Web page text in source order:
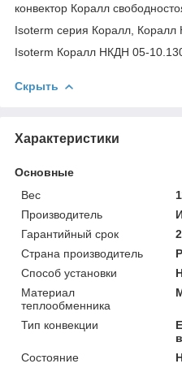
конвектор Коралл
Isoterm серия Коралл, Коралл
Isoterm Коралл НКДН 05-
Скрыть
Характеристики
Основные
Вес
Производитель
Гарантийный срок
Страна производитель
Способ установки
Материал
теплообменника
Тип конвекции
Состояние